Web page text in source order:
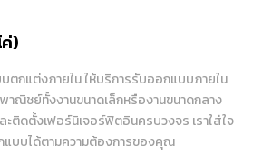
)
กแต่งภายใน ให้บริการรับออกแบบภายใน
าณิชย์ทั้งงานขนาดเล็กหรืองานขนาดกลาง
ติดตั้งเฟอร์นิเจอร์ฟิตอินครบวงจร เราใส่ใจ
แบบได้ตามความต้องการของคุณ